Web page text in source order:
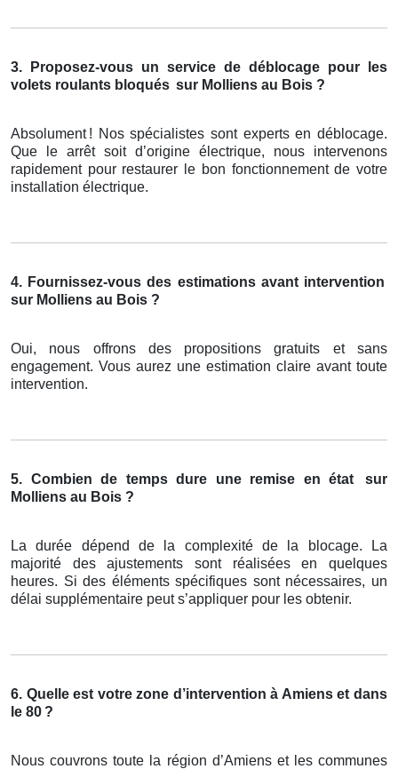
3. Proposez-vous un service de déblocage pour les
volets roulants bloqués sur Molliens au Bois ?
Absolument ! Nos spécialistes sont experts en déblocage.
Que le arrêt soit d’origine é lectrique, nous intervenons
rapidement pour restaurer le bon fonctionnement de votre
installation é lectrique.
4. Fournissez-vous des estimations avant intervention
sur Molliens au Bois ?
Oui, nous offrons des propositions gratuits et sans
engagement. Vous aurez une estimation claire avant toute
intervention.
5. Combien de temps dure une remise en état
sur
Molliens au Bois ?
La durée dépend de la complexité de la blocage. La
majorité des ajustements sont réalisées en quelques
heures. Si des éléments spécifiques sont nécessaires, un
délai supplémentaire peut s’appliquer pour les obtenir.
6. Quelle est votre zone d’intervention à Amiens et dans
le 80 ?
Nous couvrons toute la région d’Amiens et les communes